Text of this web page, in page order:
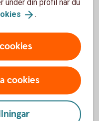
BULL VOLVO X8
SW - slutliga
villkor (pdf)
BULL VOLVO X8
SW 2 - slutliga
villkor (pdf)
BULL VOLVO X8
SW 3 - slutliga
under din profil när du
.
cookies